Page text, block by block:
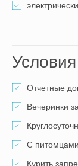
Отчетные
Вечеринки
С
Курить